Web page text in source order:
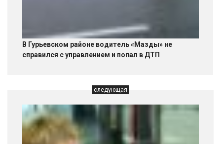
В Гурьевском районе водитель «Мазды» не
справился с управлением и попал в ДТП
следующая